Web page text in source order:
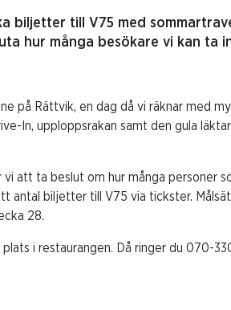
biljetter till V75 med
hur många besökare vi kan ta
på Rättvik, en dag då vi räknar med
In, upploppsrakan samt den gula
att ta beslut om hur många personer
antal biljetter till V75 via tickster.
28.
i restaurangen. Då ringer du 070-